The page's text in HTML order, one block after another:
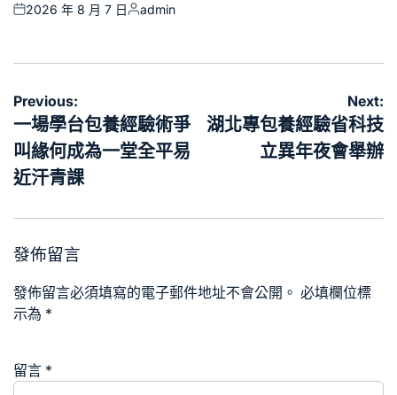
Posted
2026 年 8 月 7 日
Posted
admin
文
章
導
覽
Previous:
一場學台包養經驗術爭
叫緣何成為一堂全平易
近汗青課
Next:
湖北專包養經驗省科技
立異年夜會舉辦
發佈留言
發佈留言必須填寫的電子郵件地址不會公開。 必填欄位標
示為 *
留言 *